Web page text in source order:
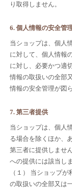
り取得しません。
6. 個人情報の安全管
当ショップは、個人
に対して、個人情報
に対し、必要かつ適
情報の取扱いの全部
情報の安全管理が図
7. 第三者提供
当ショップは、個人
る場合を除くほか、
第三者に提供しませ
への提供には該当し
（１） 当ショップ
の取扱いの全部又は